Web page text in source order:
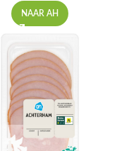
NAAR AH